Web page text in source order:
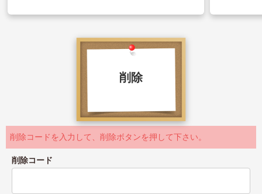
削除
削除コードを入力して、削除ボタンを押して下さい。
削除コード